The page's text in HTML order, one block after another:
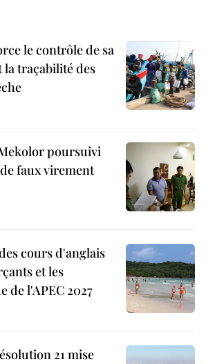
le contrôle de sa
la traçabilité des
poursuivi
faux virement
cours d'anglais
et les
de l'APEC 2027
21 mise